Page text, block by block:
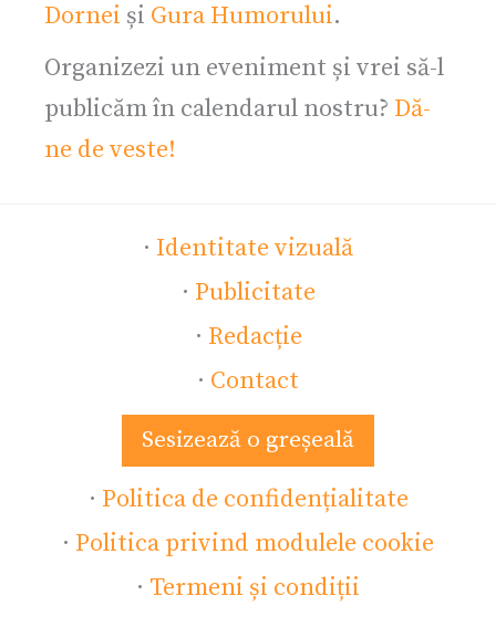
Dornei și Gura Humorului.
Organizezi un eveniment și vrei să-l
publicăm în calendarul nostru? Dă-
ne de veste!
· Identitate vizuală
· Publicitate
· Redacție
· Contact
Sesizează o greșeală
· Politica de confidențialitate
· Politica privind modulele cookie
· Termeni și condiții